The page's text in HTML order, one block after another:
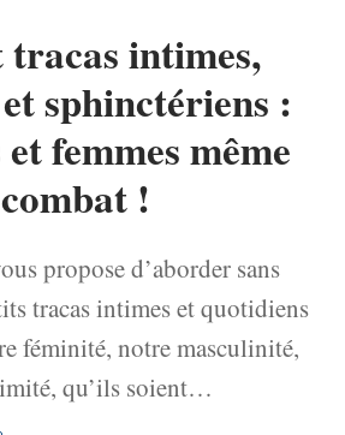
tracas intimes,
sphinctériens :
femmes même
combat !
propose d’aborder sans
tracas intimes et quotidiens
féminité, notre masculinité,
qu’ils soient…